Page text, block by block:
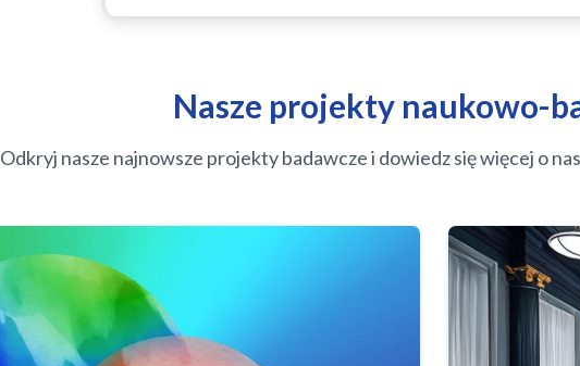
Nasze projekty naukowo-
Odkryj nasze najnowsze projekty badawcze i dowiedz się więcej o